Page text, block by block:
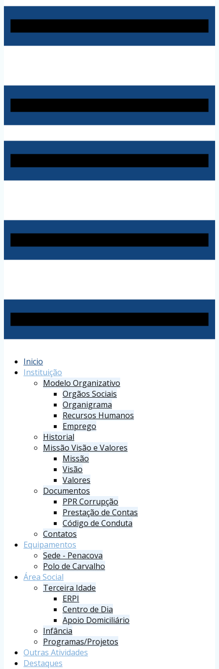
Inicio
Instituição
Modelo Organizativo
Orgãos Sociais
Organigrama
Recursos Humanos
Emprego
Historial
Missão Visão e Valores
Missão
Visão
Valores
Documentos
PPR Corrupção
Prestação de Contas
Código de Conduta
Contatos
Equipamentos
Sede - Penacova
Polo de Carvalho
Área Social
Terceira Idade
ERPI
Centro de Dia
Apoio Domiciliário
Infância
Programas/Projetos
Outras Atividades
Destaques